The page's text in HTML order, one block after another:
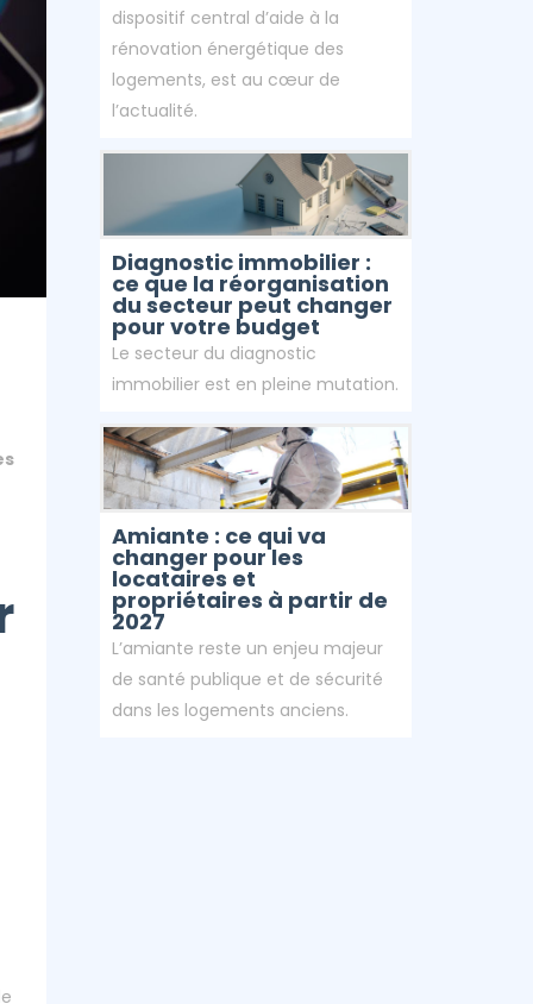
dispositif central d’aide à la
rénovation énergétique des
logements, est au cœur de
l’actualité.
Diagnostic immobilier :
ce que la réorganisation
du secteur peut changer
pour votre budget
Le secteur du diagnostic
immobilier est en pleine mutation.
Amiante : ce qui va
changer pour les
locataires et
propriétaires à partir de
2027
L’amiante reste un enjeu majeur
de santé publique et de sécurité
dans les logements anciens.